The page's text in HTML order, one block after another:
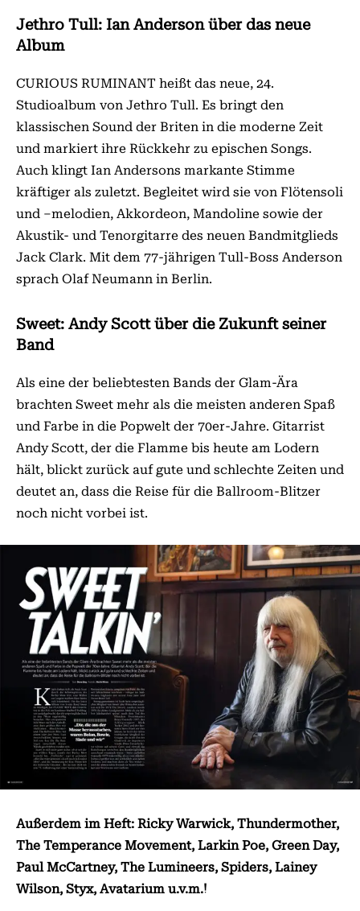
Jethro Tull: Ian Anderson über das neue
Album
CURIOUS RUMINANT heißt das neue, 24.
Studioalbum von Jethro Tull. Es bringt den
klassischen Sound der Briten in die moderne Zeit
und markiert ihre Rückkehr zu epischen Songs.
Auch klingt Ian Andersons markante Stimme
kräftiger als zuletzt. Begleitet wird sie von Flötensoli
und –melodien, Akkordeon, Mandoline sowie der
Akustik- und Tenorgitarre des neuen Bandmitglieds
Jack Clark. Mit dem 77-jährigen Tull-Boss Anderson
sprach Olaf Neumann in Berlin.
Sweet: Andy Scott über die Zukunft seiner
Band
Als eine der beliebtesten Bands der Glam-Ära
brachten Sweet mehr als die meisten anderen Spaß
und Farbe in die Popwelt der 70er-Jahre. Gitarrist
Andy Scott, der die Flamme bis heute am Lodern
hält, blickt zurück auf gute und schlechte Zeiten und
deutet an, dass die Reise für die Ballroom-Blitzer
noch nicht vorbei ist.
Außerdem im Heft: Ricky Warwick, Thundermother,
The Temperance Movement, Larkin Poe, Green Day,
Paul McCartney, The Lumineers, Spiders, Lainey
Wilson, Styx, Avatarium u.v.m.!